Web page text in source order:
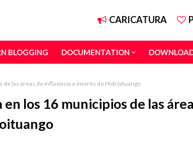
CARICATURA
BLOGGING DOCUMENTATION
las áreas de influencia e interés de Hidroituango
los 16 municipios de las